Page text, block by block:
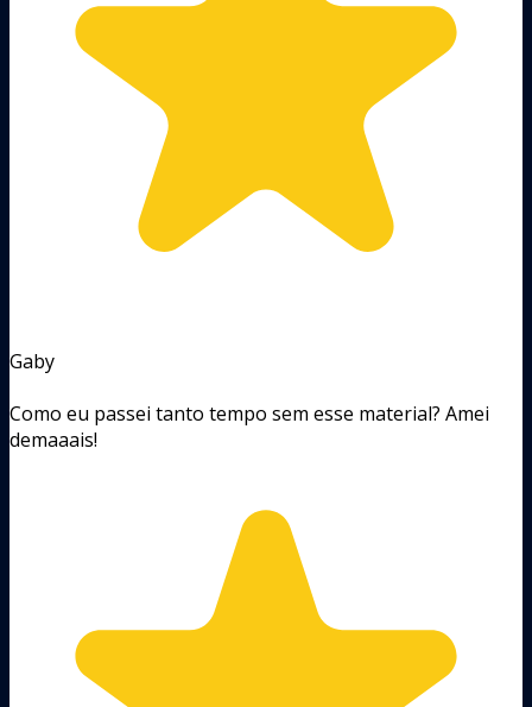
Gaby
Como eu passei tanto tempo sem esse material? Amei
demaaais!